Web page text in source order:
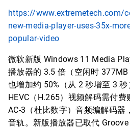
https://www.extremetech.com/
new-media-player-uses-35x-
popular-video
微软新版 Windows 11 Media
播放器的 3.5 倍（空闲时
也增加约 50%（从 2 秒增至 3 秒
HEVC（H.265）视频解码需付
AC-3（杜比数字）音频编解码器
音轨。新版播放器已取代